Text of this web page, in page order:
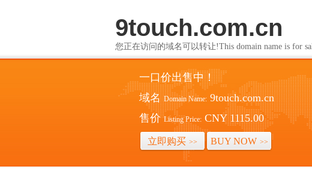
9touch.com.cn
您正在访问的域名可以转让!This domain name is for
一口价出售中！
域名 Domain Name: 9touch.com.cn
售价 Listing Price: CNY 1115.00
立即购买 >> BUY NOW >>